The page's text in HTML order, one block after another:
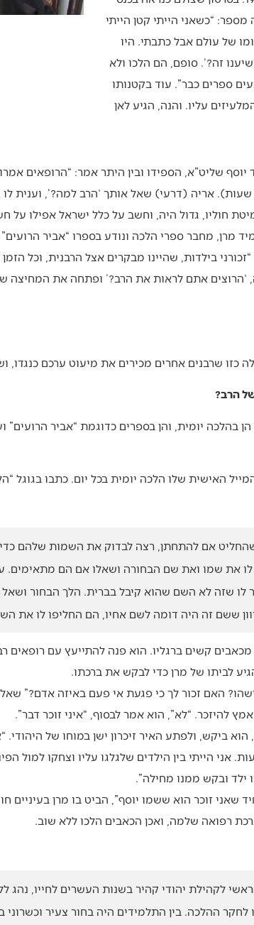
“כשאני הייתי קטן הייתי
של עולם אבל כתבתי. היו
זה?’. סופם, הם הלכו ולא
ספרים כבר”. עוד בקטנותו
עליו. והנה, הגיע לאן
יוסף שליט”א, הספידו ובין היתר אמר: “הרופאים
אריה (דרעי) שאל אותך ‘הרב למה?’, וענית לו
חוליו, גדול היה, וחשב על כלל ישראל אפילו על
מרן, מחבר ספרי הלכה ונודע בספרו “אביר
בילדות, שהיינו מבקרים אצל הרבנית, וכל
‘הרוצים אתם לראות את הרב?’ ופתחה את המחיצה
כזו שרבנים אחרים מכירים את מיעוט ערכם כנגדו,
הרב?
בהלכה יומית, והן בספרים כדוגמת “אביר הרועים”
האישית שלו הלכה יומית בכל יום. כתבו בגוגל
אם להתחתן, רצה לבדוק את השמות שלהם
לו את שמו ואת שם הבחורה ושאלו אם הם מתאימים.
לו שזה לא השם שהוא קיבל בברית. הלך הבחור
ששם זה היה דומה לשם אחיו, הם החליפו לו את
קשים ברגליו. הוא פנה להתייעץ עם רופאים
לביתו של מרן כדי לבקש את ברכתו.
האם זכור לך כי פגעת אי פעם באיזה אדם?”
להיזכר. “לא”, הוא אמר לבסוף, “איני זוכר דבר”.
ביקש, ולפתע האיר זיכרון ישן במוחו של היהודי.
אני הייתי בין הילדים שלגלגו עליו וצחקו למול
ילד ובקש ממנו מחילה”.
שאני זוכר הוא ששמו יוסף”, הביט בו מרן בעיניים
רפואה שלמה, ואכן הכאבים הלכו ללא שוב.
לקהילת יהודי קהיר בשנות העשרים לחייו, נהג
ההלכה. בין התלמידים היה בחור צעיר וכשרוני